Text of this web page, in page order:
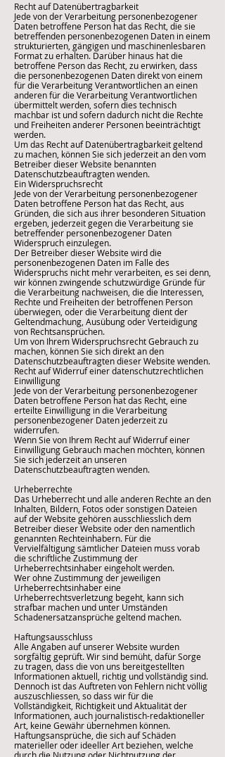
Recht auf Datenübertragbarkeit
Jede von der Verarbeitung personenbezogener
Daten betroffene Person hat das Recht, die sie
betreffenden personenbezogenen Daten in einem
strukturierten, gängigen und maschinenlesbaren
Format zu erhalten. Darüber hinaus hat die
betroffene Person das Recht, zu erwirken, dass
die personenbezogenen Daten direkt von einem
für die Verarbeitung Verantwortlichen an einen
anderen für die Verarbeitung Verantwortlichen
übermittelt werden, sofern dies technisch
machbar ist und sofern dadurch nicht die Rechte
und Freiheiten anderer Personen beeinträchtigt
werden.
Um das Recht auf Datenübertragbarkeit geltend
zu machen, können Sie sich jederzeit an den vom
Betreiber dieser Website benannten
Datenschutzbeauftragten wenden.
Ein Widerspruchsrecht
Jede von der Verarbeitung personenbezogener
Daten betroffene Person hat das Recht, aus
Gründen, die sich aus ihrer besonderen Situation
ergeben, jederzeit gegen die Verarbeitung sie
betreffender personenbezogener Daten
Widerspruch einzulegen.
Der Betreiber dieser Website wird die
personenbezogenen Daten im Falle des
Widerspruchs nicht mehr verarbeiten, es sei denn,
wir können zwingende schutzwürdige Gründe für
die Verarbeitung nachweisen, die die Interessen,
Rechte und Freiheiten der betroffenen Person
überwiegen, oder die Verarbeitung dient der
Geltendmachung, Ausübung oder Verteidigung
von Rechtsansprüchen.
Um von Ihrem Widerspruchsrecht Gebrauch zu
machen, können Sie sich direkt an den
Datenschutzbeauftragten dieser Website wenden.
Recht auf Widerruf einer datenschutzrechtlichen
Einwilligung
Jede von der Verarbeitung personenbezogener
Daten betroffene Person hat das Recht, eine
erteilte Einwilligung in die Verarbeitung
personenbezogener Daten jederzeit zu
widerrufen.
Wenn Sie von Ihrem Recht auf Widerruf einer
Einwilligung Gebrauch machen möchten, können
Sie sich jederzeit an unseren
Datenschutzbeauftragten wenden.
Urheberrechte
Das Urheberrecht und alle anderen Rechte an den
Inhalten, Bildern, Fotos oder sonstigen Dateien
auf der Website gehören ausschliesslich dem
Betreiber dieser Website oder den namentlich
genannten Rechteinhabern. Für die
Vervielfältigung sämtlicher Dateien muss vorab
die schriftliche Zustimmung der
Urheberrechtsinhaber eingeholt werden.
Wer ohne Zustimmung der jeweiligen
Urheberrechtsinhaber eine
Urheberrechtsverletzung begeht, kann sich
strafbar machen und unter Umständen
Schadenersatzansprüche geltend machen.
Haftungsausschluss
Alle Angaben auf unserer Website wurden
sorgfältig geprüft. Wir sind bemüht, dafür Sorge
zu tragen, dass die von uns bereitgestellten
Informationen aktuell, richtig und vollständig sind.
Dennoch ist das Auftreten von Fehlern nicht völlig
auszuschliessen, so dass wir für die
Vollständigkeit, Richtigkeit und Aktualität der
Informationen, auch journalistisch-redaktioneller
Art, keine Gewähr übernehmen können.
Haftungsansprüche, die sich auf Schäden
materieller oder ideeller Art beziehen, welche